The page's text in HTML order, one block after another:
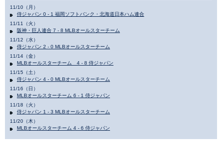
11/10（月）
侍ジャパン 0 - 1 福岡ソフトバンク・北海道日本ハム連合
11/11（火）
阪神・巨人連合 7 - 8 MLBオールスターチーム
11/12（水）
侍ジャパン 2 - 0 MLBオールスターチーム
11/14（金）
MLBオールスターチーム 4 - 8 侍ジャパン
11/15（土）
侍ジャパン 4 - 0 MLBオールスターチーム
11/16（日）
MLBオールスターチーム 6 - 1 侍ジャパン
11/18（火）
侍ジャパン 1 - 3 MLBオールスターチーム
11/20（木）
MLBオールスターチーム 4 - 6 侍ジャパン